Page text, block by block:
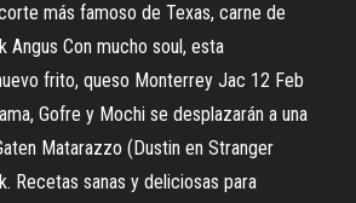
más famoso de Texas, carne de
Angus Con mucho soul, esta
frito, queso Monterrey Jac 12 Feb
Gofre y Mochi se desplazarán a una
Matarazzo (Dustin en Stranger
Recetas sanas y deliciosas para